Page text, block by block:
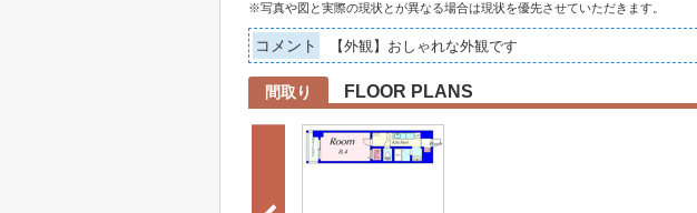
※写真や図と実際の現状とが異なる場合は現状を優先させていただきます。
コメント 【外観】おしゃれな外観です
間取り FLOOR PLANS